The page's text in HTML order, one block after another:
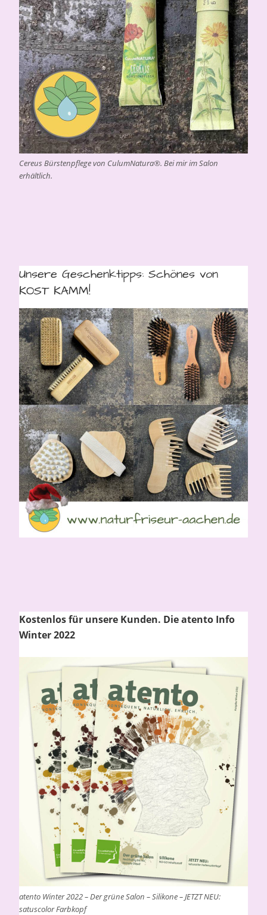
Cereus Bürstenpflege von CulumNatura®. Bei mir im Salon
erhältlich.
Unsere Geschenktipps: Schönes von
KOST KAMM!
Kostenlos für unsere Kunden. Die atento Info
Winter 2022
atento Winter 2022 – Der grüne Salon – Silikone – JETZT NEU:
satuscolor Farbkopf